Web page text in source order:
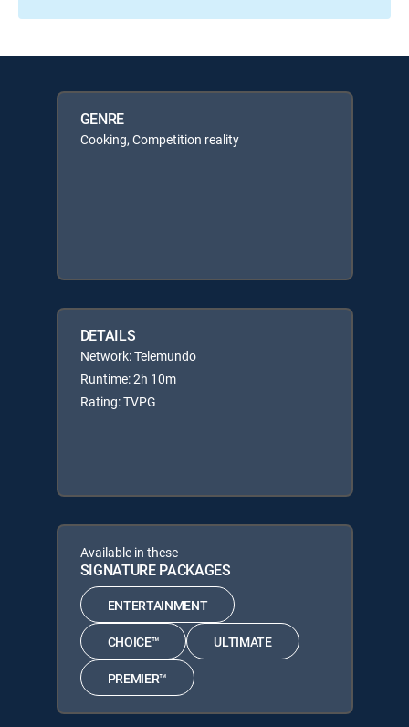
GENRE
Cooking, Competition reality
DETAILS
Network: Telemundo
Runtime: 2h 10m
Rating: TVPG
Available in these
SIGNATURE PACKAGES
ENTERTAINMENT
CHOICE™ ULTIMATE
PREMIER™